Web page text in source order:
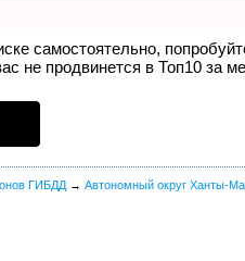
самостоятельно,
не продвинется в Топ10 за
ГИБДД → Автономный округ Ханты-